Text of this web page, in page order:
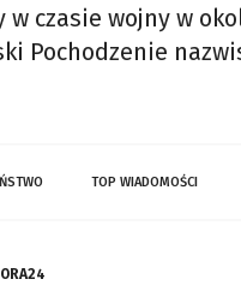
w czasie wojny w
Pochodzenie
TOP WIADOMOŚCI